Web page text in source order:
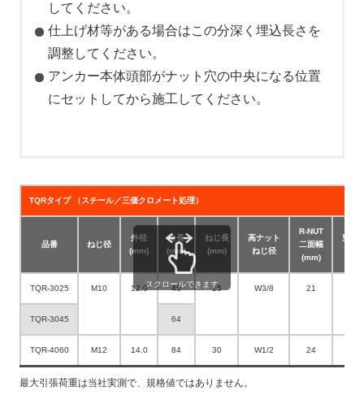
してください。
仕上げ材等がある場合はこの分深く埋込長さを
調整してください。
アンカー本体頭部がナット穴の中央になる位置
にセットしてから施工してください。
TQRタイプ （スチール／三価クロメート処理）
品番 ねじ径
外径
(mm)
全長
(mm)
ねじ長
(mm)
高ナット
ねじ径
R-NUT
二面幅
(mm)
穿孔
TQR-3025 M10 12.0 45 25 W3/8 21
TQR-3045 64
TQR-4060 M12 14.0 84 30 W1/2 24
最大引張荷重は当社実測で、規格値ではありません。
スクロールできます